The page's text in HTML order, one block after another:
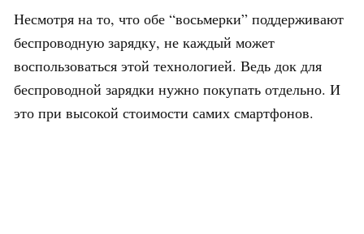
Несмотря на то, что обе “восьмерки” поддерживают
беспроводную зарядку, не каждый может
воспользоваться этой технологией. Ведь док для
беспроводной зарядки нужно покупать отдельно. И
это при высокой стоимости самих смартфонов.